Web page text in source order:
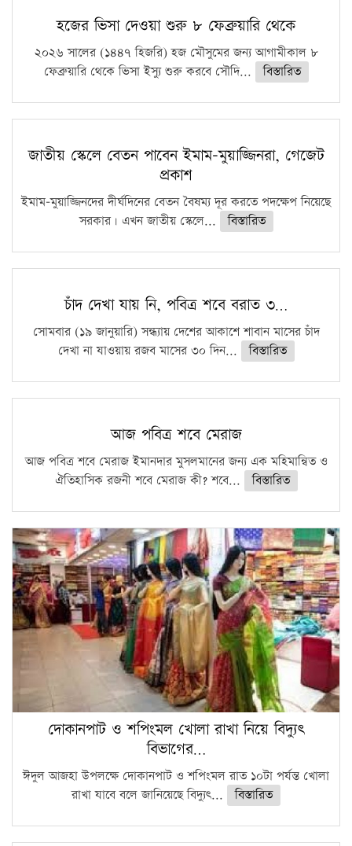
কঠোর হচ্ছে এসএসসি ও এইচএসসি পরীক্ষা
ফরিদগঞ্জে আগুনে পুড়লো ৬ ব্যবসা প্রতিষ্ঠান
হজের ভিসা দেওয়া শুরু ৮ ফেব্রুয়ারি থেকে
২০২৬ সালের (১৪৪৭ হিজরি) হজ মৌসুমের জন্য আগামীকাল ৮
ফেব্রুয়ারি থেকে ভিসা ইস্যু শুরু করবে সৌদি...
বিস্তারিত
জাতীয় স্কেলে বেতন পাবেন ইমাম-মুয়াজ্জিনরা, গেজেট
প্রকাশ
ইমাম-মুয়াজ্জিনদের দীর্ঘদিনের বেতন বৈষম্য দূর করতে পদক্ষেপ নিয়েছে
সরকার। এখন জাতীয় স্কেলে...
বিস্তারিত
চাঁদ দেখা যায় নি, পবিত্র শবে বরাত ৩…
সোমবার (১৯ জানুয়ারি) সন্ধ্যায় দেশের আকাশে শাবান মাসের চাঁদ
দেখা না যাওয়ায় রজব মাসের ৩০ দিন...
বিস্তারিত
আজ পবিত্র শবে মেরাজ
আজ পবিত্র শবে মেরাজ ইমানদার মুসলমানের জন্য এক মহিমান্বিত ও
ঐতিহাসিক রজনী শবে মেরাজ কী? শবে...
বিস্তারিত
দোকানপাট ও শপিংমল খোলা রাখা নিয়ে বিদ্যুৎ
বিভাগের…
ঈদুল আজহা উপলক্ষে দোকানপাট ও শপিংমল রাত ১০টা পর্যন্ত খোলা
রাখা যাবে বলে জানিয়েছে বিদ্যুৎ...
বিস্তারিত